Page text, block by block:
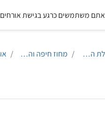
אתם משתמשים כרגע בגישת אורחים
הנחלת הלשון מחוז חיפה והצפון